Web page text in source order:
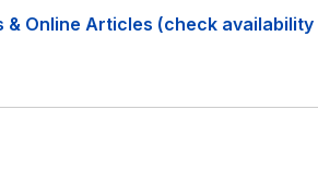
& Online Articles (check